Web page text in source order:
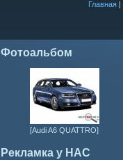
Главная|
Фотоальбом
[Audi A6 QUATTRO]
Рекламка у НАС